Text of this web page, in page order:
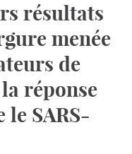
résultats
menée
de
réponse
SARS-